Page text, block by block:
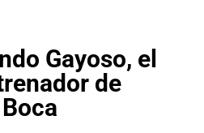
Gayoso, el
de